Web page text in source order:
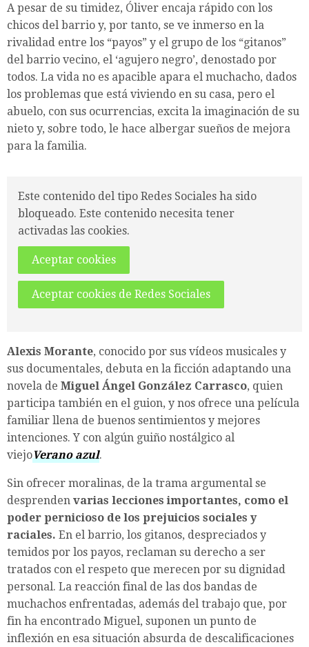
A pesar de su timidez, Óliver encaja rápido con los
chicos del barrio y, por tanto, se ve inmerso en la
rivalidad entre los “payos” y el grupo de los “gitanos”
del barrio vecino, el ‘agujero negro’, denostado por
todos. La vida no es apacible apara el muchacho, dados
los problemas que está viviendo en su casa, pero el
abuelo, con sus ocurrencias, excita la imaginación de su
nieto y, sobre todo, le hace albergar sueños de mejora
para la familia.
Este contenido del tipo Redes Sociales ha sido
bloqueado. Este contenido necesita tener
activadas las cookies.
Aceptar cookies
Aceptar cookies de Redes Sociales
Alexis Morante, conocido por sus vídeos musicales y
sus documentales, debuta en la ficción adaptando una
novela de Miguel Ángel González Carrasco, quien
participa también en el guion, y nos ofrece una película
familiar llena de buenos sentimientos y mejores
intenciones. Y con algún guiño nostálgico al
viejoVerano azul.
Sin ofrecer moralinas, de la trama argumental se
desprenden varias lecciones importantes, como el
poder pernicioso de los prejuicios sociales y
raciales. En el barrio, los gitanos, despreciados y
temidos por los payos, reclaman su derecho a ser
tratados con el respeto que merecen por su dignidad
personal. La reacción final de las dos bandas de
muchachos enfrentadas, además del trabajo que, por
fin ha encontrado Miguel, suponen un punto de
inflexión en esa situación absurda de descalificaciones